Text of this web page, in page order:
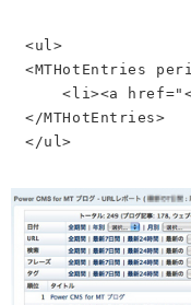
<ul>
<MTHotEntries
<li><a
</MTHotEntries>
</ul>